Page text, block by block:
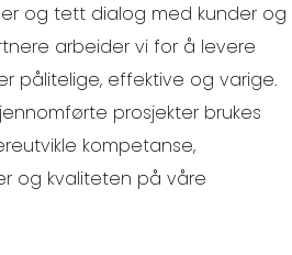
og tett dialog med kunder og
arbeider vi for å levere
pålitelige, effektive og varige.
prosjekter brukes
kompetanse,
og kvaliteten på våre